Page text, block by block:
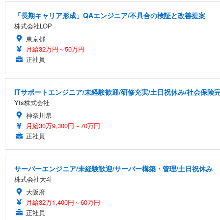
「長期キャリア形成」QAエンジニア/不具合の検証と改善提案
株式会社LOP
東京都
月給32万円～50万円
正社員
ITサポートエンジニア/未経験歓迎/研修充実/土日祝休み/社会保険
Yts株式会社
神奈川県
月給30万9,300円～70万円
正社員
サーバーエンジニア/未経験歓迎/サーバー構築・管理/土日祝休み
株式会社大斗
大阪府
月給32万1,400円～60万円
正社員